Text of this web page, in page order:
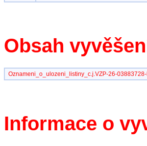
Obsah
Oznameni_o_ulozeni_listiny_c.j.VZP-26-
Informace o